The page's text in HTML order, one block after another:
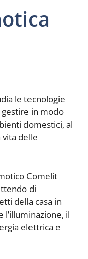
le tecnologie
in modo
domestici, al
delle
Comelit
di
della casa in
il
elettrica e